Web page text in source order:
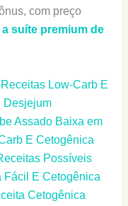
com preço
suíte premium de
Low-Carb E
Desjejum
Assado Baixa em
E Cetogênica
Possíveis
Fácil E Cetogênica
Cetogênica